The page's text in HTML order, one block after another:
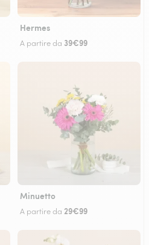
Hermes
A partire da 39€99
Minuetto
A partire da 29€99